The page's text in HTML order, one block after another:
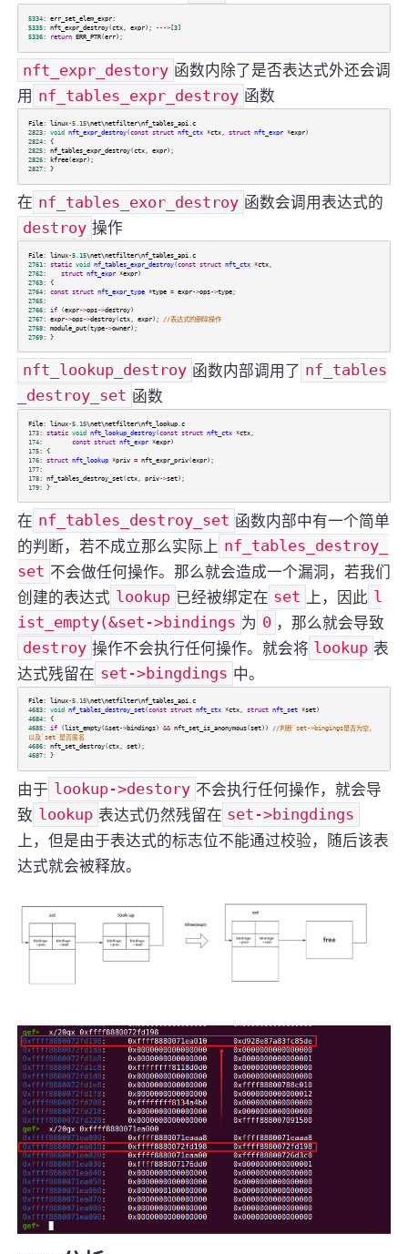
5334: err_set_elem_expr:
5335: nft_expr_destroy(ctx, expr); --->[3]
5336: return ERR_PTR(err);
nft_expr_destory 函数内除了是否表达式外还会调
用 nf_tables_expr_destroy 函数
File: linux-5.15\net\netfilter\nf_tables_api c
2823: void nft_expr_destroy(const struct nft_ctx *ctx, struct nft_expr *expr)
2824: {
2825: nf_tables_expr_destroy(ctx, expr);
2826: kfree(expr);
2827: }
在 nf_tables_exor_destroy 函数会调用表达式的
destroy 操作
File: linux-5.15\net\netfilter\nf_tables_api c
2761 : static void nf_tables_expr_destroy(const struct nft_ctx *ctx,
2762: struct nft_expr *expr)
2763: {
2764: const struct nft_expr_type *type = expr->ops->type;
2765:
2766: if(expr->ops->destroy)
2767: expr->ops->destroy(ctx, expr);
//表达式的删除操作
2768: module_put(type->owner);
2769: }
nft_lookup_destroy 函数内部调用了 nf_tables
_destroy_set 函数
File: linux-5.15\net\netfilter\nft_lookup. c
173: static void nft_lookup_destroy(const struct nft_ctx *ctx,
174: const struct nft_expr *expr)
175: {
176: struct nft_lookup *priv = nft_expr_priv(expr);
177:
178: nf_tables_destroy_set(ctx, priv->set);
179: }
在 nf_tables_destroy_set 函数内部中有一个简单
的判断，若不成立那么实际上 nf_tables_destroy_
set 不会做任何操作。那么就会造成一个漏洞，若我们
创建的表达式 lookup 已经被绑定在 set 上，因此 l
ist_empty(&set->bindings 为 0 ，那么就会导致
destroy 操作不会执行任何操作。就会将 lookup 表
达式残留在 set->bingdings 中。
File: linux-5.15\net\netfilter\nf_tables_api.c
4683: void nf_tables_destroy_set(const struct nft_ctx *ctx, struct nft_set *set)
4684: {
4685: if(list_empty(&set->bindings) && nft_set_is_anonymous(set))
//判断`set->bingings是否为空，
以及`set`是否匿名
4686: nft_set_destroy(ctx, set);
4687: }
由于 lookup->destory 不会执行任何操作，就会导
致 lookup 表达式仍然残留在 set->bingdings
上，但是由于表达式的标志位不能通过校验，随后该表
达式就会被释放。